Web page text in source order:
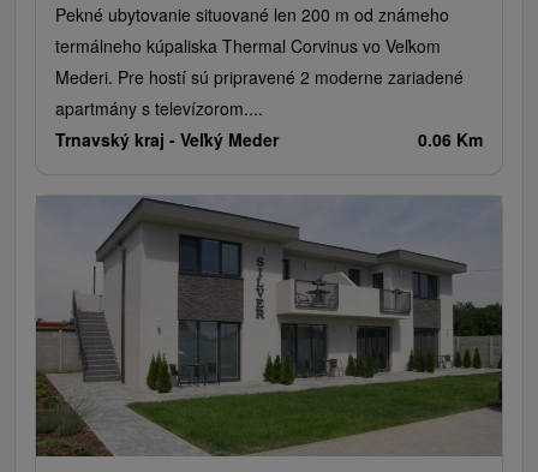
Pekné ubytovanie situované len 200 m od známeho
termálneho kúpaliska Thermal Corvinus vo Veľkom
Mederi. Pre hostí sú pripravené 2 moderne zariadené
apartmány s televízorom....
Trnavský kraj - Veľký Meder 0.06 Km